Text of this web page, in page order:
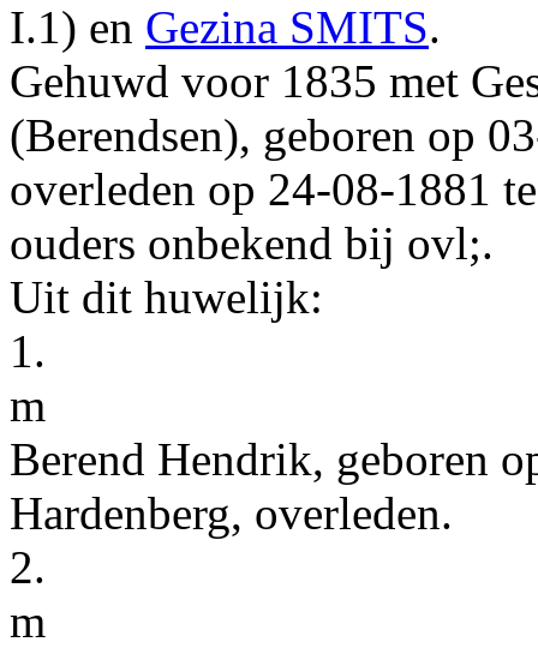
I.1) en Gezina SMITS.
Gehuwd voor 1835 met
(Berendsen), geboren op
overleden op 24‑08‑1881
ouders onbekend bij ovl;.
Uit dit huwelijk:
1.
m
Berend Hendrik, geboren
Hardenberg, overleden.
2.
m